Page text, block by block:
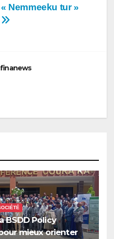
« Nemmeeku tur »
BSDD Policy
mieux orienter